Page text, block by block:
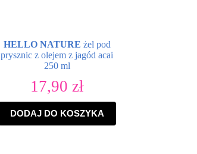
HELLO NATURE żel pod
prysznic z olejem z jagód acai
250 ml
17,90 zł
DODAJ DO KOSZYKA